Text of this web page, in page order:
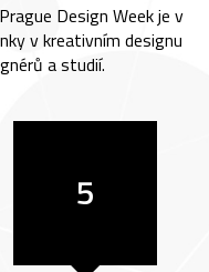
Design Week je v
v kreativním designu
a studií.
5